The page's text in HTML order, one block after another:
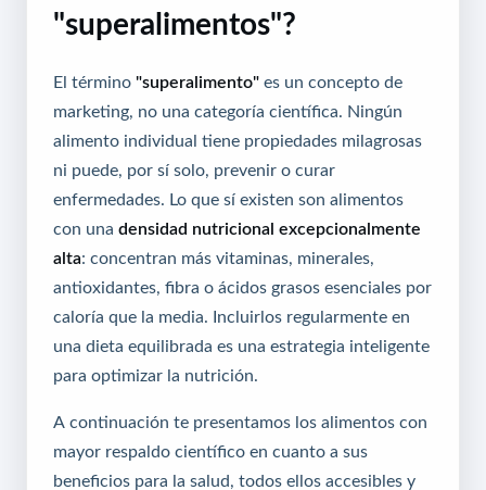
"superalimentos"?
El término "superalimento" es un concepto de
marketing, no una categoría científica. Ningún
alimento individual tiene propiedades milagrosas
ni puede, por sí solo, prevenir o curar
enfermedades. Lo que sí existen son alimentos
con una densidad nutricional excepcionalmente
alta: concentran más vitaminas, minerales,
antioxidantes, fibra o ácidos grasos esenciales por
caloría que la media. Incluirlos regularmente en
una dieta equilibrada es una estrategia inteligente
para optimizar la nutrición.
A continuación te presentamos los alimentos con
mayor respaldo científico en cuanto a sus
beneficios para la salud, todos ellos accesibles y